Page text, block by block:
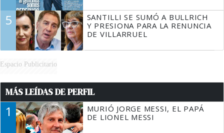
5
SANTILLI SE SUMÓ A BULLRICH
Y PRESIONA PARA LA RENUNCIA
DE VILLARRUEL
Espacio Publicitario
MÁS LEÍDAS DE PERFIL
1
MURIÓ JORGE MESSI, EL PAPÁ
DE LIONEL MESSI